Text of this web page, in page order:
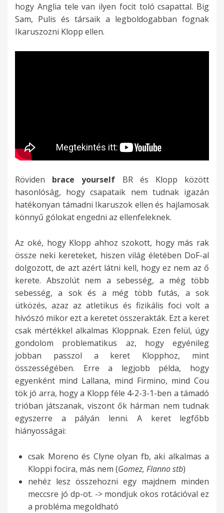
hogy Anglia tele van ilyen focit toló csapattal. Big
Sam, Pulis és társaik a legboldogabban fognak
Ikaruszozni Klopp ellen.
Röviden brace yourself BR és Klopp között
hasonlóság, hogy csapataik nem tudnak igazán
hatékonyan támadni Ikaruszok ellen és hajlamosak
könnyű gólokat engedni az ellenfeleknek.
Az oké, hogy Klopp ahhoz szokott, hogy más rak
össze neki kereteket, hiszen világ életében DoF-al
dolgozott, de azt azért látni kell, hogy ez nem az ő
kerete. Abszolút nem a sebesség, a még több
sebesség, a sok és a még több futás, a sok
ütközés, azaz az atletikus és fizikális foci volt a
hívószó mikor ezt a keretet összerakták. Ezt a keret
csak mértékkel alkalmas Kloppnak. Ezen felül, úgy
gondolom problematikus az, hogy egyénileg
jobban passzol a keret Klopphoz, mint
összességében. Erre a legjobb példa, hogy
egyenként mind Lallana, mind Firmino, mind Cou
tök jó arra, hogy a Klopp féle 4-2-3-1-ben a támadó
trióban játszanak, viszont ők hárman nem tudnak
egyszerre a pályán lenni. A keret legfőbb
hiányosságai:
csak Moreno és Clyne olyan fb, aki alkalmas a
Kloppi focira, más nem (Gomez, Flanno stb)
nehéz lesz összehozni egy majdnem minden
meccsre jó dp-ot. -> mondjuk okos rotációval ez
a probléma megoldható